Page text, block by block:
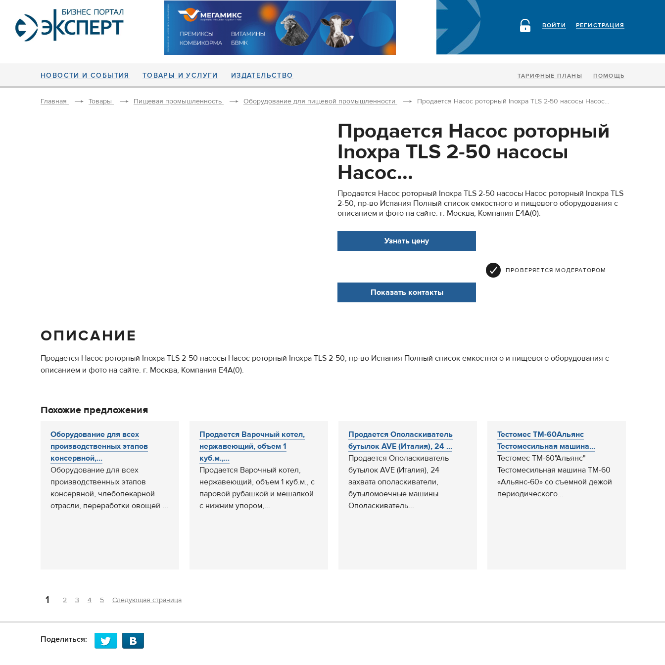
РЕГИСТРАЦИЯ
ВОЙТИ
НОВОСТИ И СОБЫТИЯ ТОВАРЫ И УСЛУГИ ИЗДАТЕЛЬСТВО ТАРИФНЫЕ ПЛАНЫ ПОМОЩЬ
Главная Товары Пищевая промышленность Оборудование для пищевой промышленности Продается Насос роторный Inoxpa TLS 2-50 насосы Насос...
Продается Насос роторный
Inoxpa TLS 2-50 насосы
Насос...
Продается Насос роторный Inoxpa TLS 2-50 насосы Насос роторный Inoxpa TLS
2-50, пр-во Испания Полный список емкостного и пищевого оборудования с
описанием и фото на сайте. г. Москва, Компания Е4А(0).
Узнать цену
ПРОВЕРЯЕТСЯ МОДЕРАТОРОМ
Показать контакты
ОПИСАНИЕ
Продается Насос роторный Inoxpa TLS 2-50 насосы Насос роторный Inoxpa TLS 2-50, пр-во Испания Полный список емкостного и пищевого оборудования с
описанием и фото на сайте. г. Москва, Компания Е4А(0).
Похожие предложения
Оборудование для всех
производственных этапов
консервной,...
Оборудование для всех
производственных этапов
консервной, члебопекарной
отрасли, переработки овощей ...
Продается Варочный котел,
нержавеющий, объем 1
куб.м.,...
Продается Варочный котел,
нержавеющий, объем 1 куб.м., с
паровой рубашкой и мешалкой
с нижним упором,...
Продается Ополаскиватель
бутылок AVE (Италия), 24 ...
Продается Ополаскиватель
бутылок AVE (Италия), 24
захвата ополаскиватели,
бутыломоечные машины
Ополаскиватель...
Тестомес ТМ-60Альянс
Тестомесильная машина...
Тестомес ТМ-60"Альянс"
Тестомесильная машина ТМ-60
«Альянс-60» со съемной дежой
периодического...
1 2 3 4 5 Следующая страница
Поделиться: